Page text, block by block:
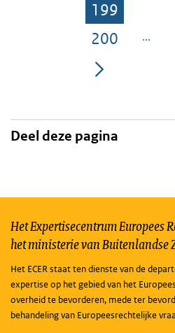
Pagina
199
Pagina
200
Deel deze pagina
Het Expertisecentrum Europees
het ministerie van Buitenlandse
Het ECER staat ten dienste van de
expertise op het gebied van het
overheid te bevorderen, mede ter
behandeling van Europeesrechtelijke